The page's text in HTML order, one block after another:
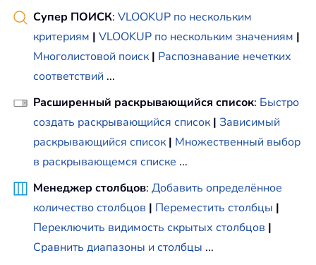
Супер ПОИСК: VLOOKUP по нескольким
критериям | VLOOKUP по нескольким значениям |
Многолистовой поиск | Распознавание нечетких
соответствий ...
Расширенный раскрывающийся список: Быстро
создать раскрывающийся список | Зависимый
раскрывающийся список | Множественный выбор
в раскрывающемся списке ...
Менеджер столбцов: Добавить определённое
количество столбцов | Переместить столбцы |
Переключить видимость скрытых столбцов |
Сравнить диапазоны и столбцы ...